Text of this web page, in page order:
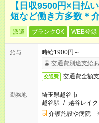
【日収9500円×日払
短など働き方多数＊
派遣 ブランクOK WEB登録
給与
時給1900円～
交通費別途支給
交通費 交通費全額
勤務地
埼玉県越谷市
越谷駅 / 越谷レイ
介護施設や病院